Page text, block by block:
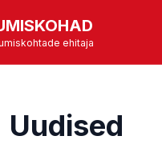
ehitaja
Uudised